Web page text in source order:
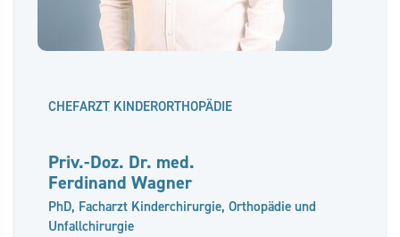
CHEFARZT KINDERORTHOPÄDIE
Priv.-Doz. Dr. med.
Ferdinand Wagner
PhD, Facharzt Kinderchirurgie, Orthopädie und
Unfallchirurgie